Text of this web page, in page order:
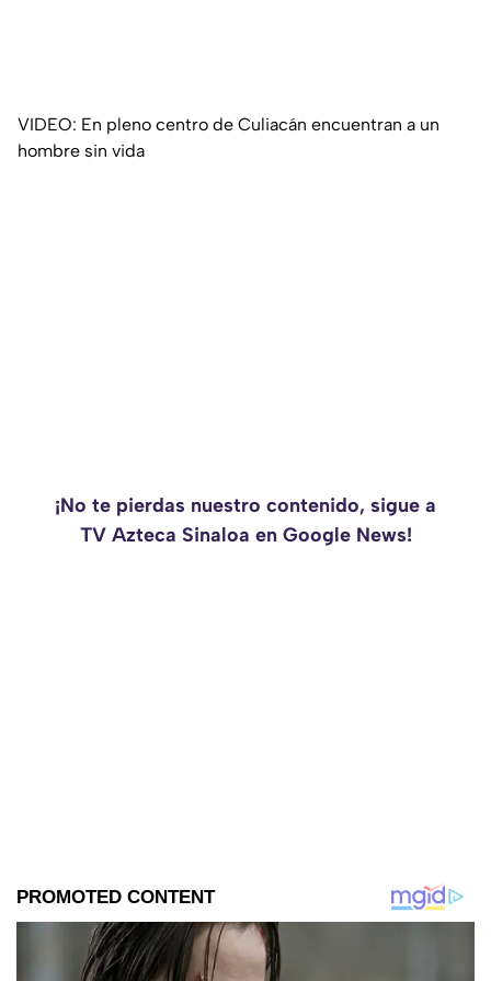
VIDEO: En pleno centro de Culiacán encuentran a un
hombre sin vida
¡No te pierdas nuestro contenido, sigue a
TV Azteca Sinaloa en Google News!